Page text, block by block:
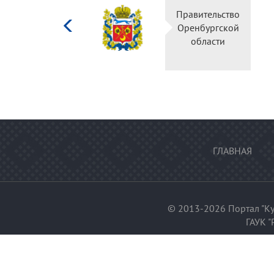
Правительство
Оренбургской
области
ГЛАВНАЯ
© 2013-2026 Портал
ГАУК